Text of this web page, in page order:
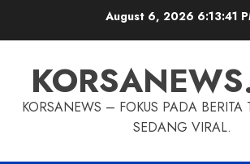
August 6, 2026 6:13:42
KORSANEWS – FOKUS PADA BERITA
SEDANG VIRAL.